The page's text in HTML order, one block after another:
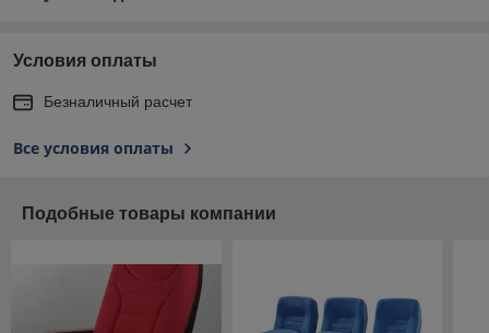
Условия оплаты
Безналичный расчет
Все условия оплаты
Подобные товары компании